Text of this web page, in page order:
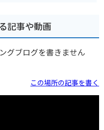
記事や動画
グブログを書きません
この場所の記事を書く